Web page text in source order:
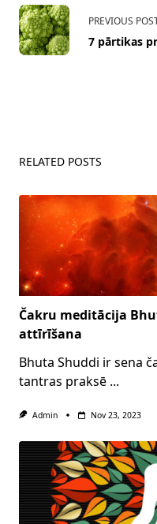
<span
class="nav-
subtitle
PREVIOUS
7 pārtikas
RELATED POSTS
Čakru meditācija
attīrīšana
Bhuta Shuddi ir sena
tantras praksē ...
Admin Nov 23, 2023